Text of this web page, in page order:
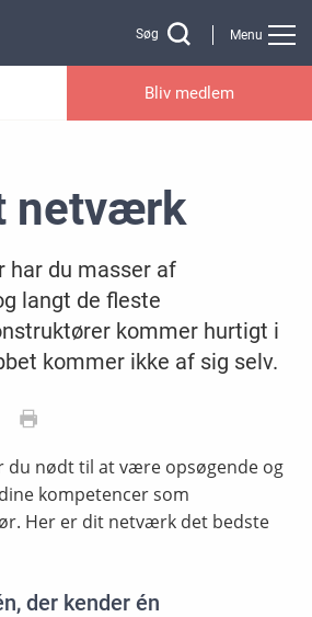
Menu
Søg
Bliv medlem
netværk
har du masser af
langt de fleste
kommer hurtigt i
kommer ikke af sig selv.
du nødt til at være opsøgende og
kompetencer som
Her er dit netværk det bedste
der kender én